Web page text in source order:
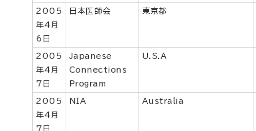
2005
年4月
6日
日本医師会 東京都
2005
年4月
7日
Japanese
Connections
Program
U.S.A
2005
年4月
7日
NIA Australia